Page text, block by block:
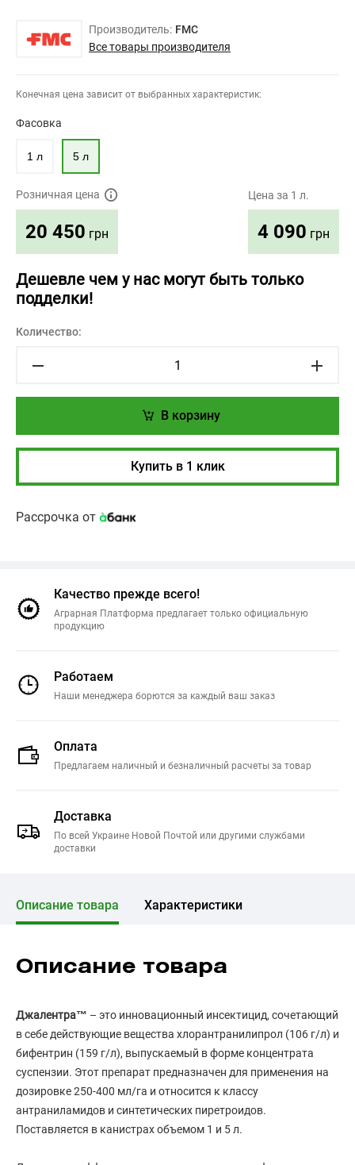
Производитель: FMC
Все товары производителя
Конечная цена зависит от выбранных характеристик:
Фасовка
1 л 5 л
Розничная цена
20 450 грн
Цена за 1 л.
4 090 грн
Дешевле чем у нас могут быть только
подделки!
Количество:
В корзину
Купить в 1 клик
Рассрочка от
Качество прежде всего!
Аграрная Платформа предлагает только официальную
продукцию
Работаем
Наши менеджера борются за каждый ваш заказ
Оплата
Предлагаем наличный и безналичный расчеты за товар
Доставка
По всей Украине Новой Почтой или другими службами
доставки
Описание товара Характеристики
Описание товара
Джалентра™ – это инновационный инсектицид, сочетающий
в себе действующие вещества хлорантранилипрол (106 г/л) и
бифентрин (159 г/л), выпускаемый в форме концентрата
суспензии. Этот препарат предназначен для применения на
дозировке 250-400 мл/га и относится к классу
антраниламидов и синтетических пиретроидов.
Поставляется в канистрах объемом 1 и 5 л.